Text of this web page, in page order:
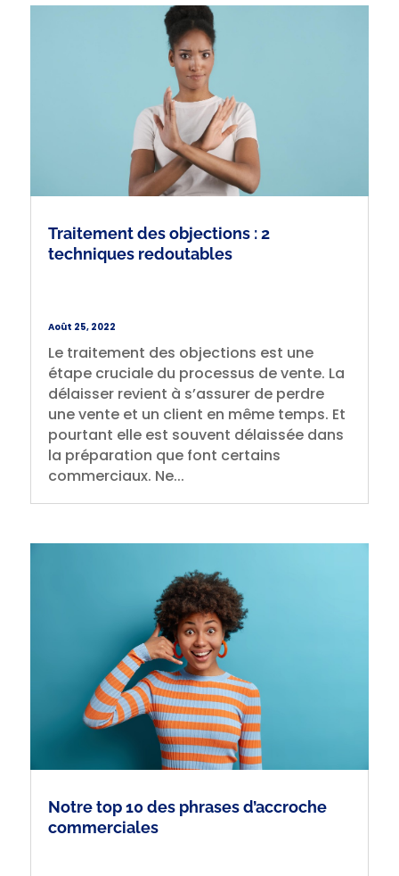
Traitement des objections : 2
techniques redoutables
Août 25, 2022
Le traitement des objections est une
étape cruciale du processus de vente. La
délaisser revient à s’assurer de perdre
une vente et un client en même temps. Et
pourtant elle est souvent délaissée dans
la préparation que font certains
commerciaux. Ne...
Notre top 10 des phrases d’accroche
commerciales